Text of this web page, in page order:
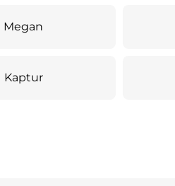
Megan
Kaptur